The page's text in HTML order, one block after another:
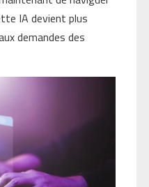
IA devient plus
demandes des